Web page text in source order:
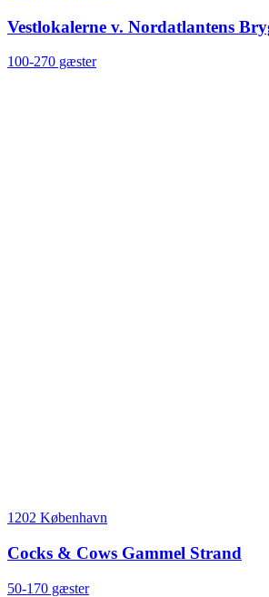
Vestlokalerne v. Nordatlantens
100-270 gæster
1202 København
Cocks & Cows Gammel Strand
50-170 gæster